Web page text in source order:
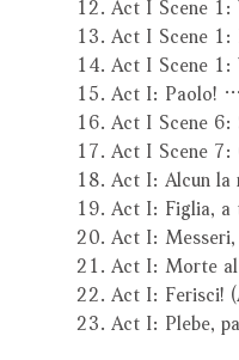
13. Act I Scene 1:
14. Act I Scene 1:
15. Act I: Paolo!
16. Act I Scene 6:
17. Act I Scene
18. Act I: Alcun la
19. Act I: Figlia, a
20. Act I:
21. Act I: Morte al
22. Act I: Ferisci!
23. Act I: Plebe,